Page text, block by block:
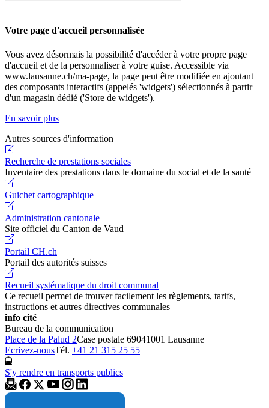
Votre page d'accueil personnalisée
Vous avez désormais la possibilité d'accéder à votre propre page
d'accueil et de la personnaliser à votre guise. Accessible via
www.lausanne.ch/ma-page, la page peut être modifiée en ajoutant
des composants interactifs (appelés 'widgets') sélectionnés à partir
d'un magasin dédié ('Store de widgets').
En savoir plus
Autres sources d'information
Recherche de prestations sociales
Inventaire des prestations dans le domaine du social et de la santé
Guichet cartographique
Administration cantonale
Site officiel du Canton de Vaud
Portail CH.ch
Portail des autorités suisses
Recueil systématique du droit communal
Ce recueil permet de trouver facilement les règlements, tarifs,
instructions et autres directives communales
info cité
Bureau de la communication
Place de la Palud 2Case postale 69041001 Lausanne
Ecrivez-nousTél. +41 21 315 25 55
S'y rendre en transports publics